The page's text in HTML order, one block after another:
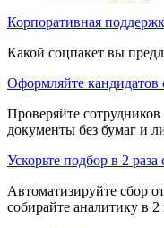
Корпоративная
Какой соцпакет вы
Оформляйте кандидатов
Проверяйте
документы без бумаг и
Ускорьте подбор в 2 раза
Автоматизируйте сбор
собирайте аналитику в 2